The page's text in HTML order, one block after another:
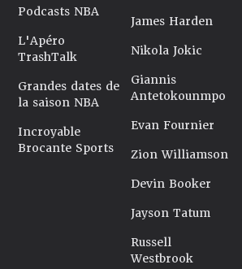
Podcasts NBA
L'Apéro
TrashTalk
Grandes dates de
la saison NBA
Incroyable
Brocante Sports
James Harden
Nikola Jokic
Giannis
Antetokounmpo
Evan Fournier
Zion Williamson
Devin Booker
Jayson Tatum
Russell
Westbrook